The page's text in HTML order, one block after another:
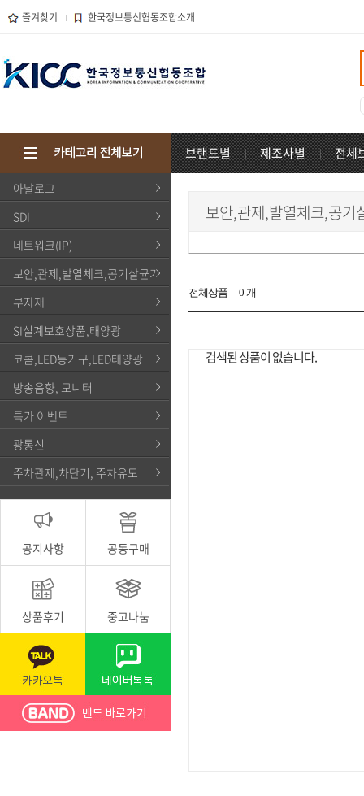
즐겨찾기 한국정보통신협동조합소개
브랜드별 제조사별 전체
아날로그
SDI
네트워크(IP)
보안,관제,발열체크,공기살균기
부자재
SI설계보호상품,태양광
코콤,LED등기구,LED태양광
방송음향, 모니터
특가 이벤트
광통신
주차관제,차단기, 주차유도
공지사항 공동구매
상품후기 중고나눔
보안,관제,발열체크,공기
전체상품 0 개
검색된 상품이 없습니다.